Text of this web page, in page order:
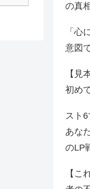
の真
「心
意図
【見
初め
スト
あな
のLP
【こ